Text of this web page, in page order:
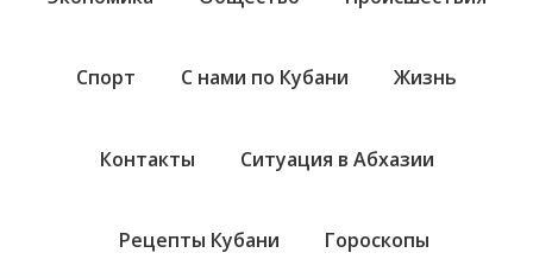
Спорт С нами по Кубани Жизнь
Контакты Ситуация в Абхазии
Рецепты Кубани Гороскопы